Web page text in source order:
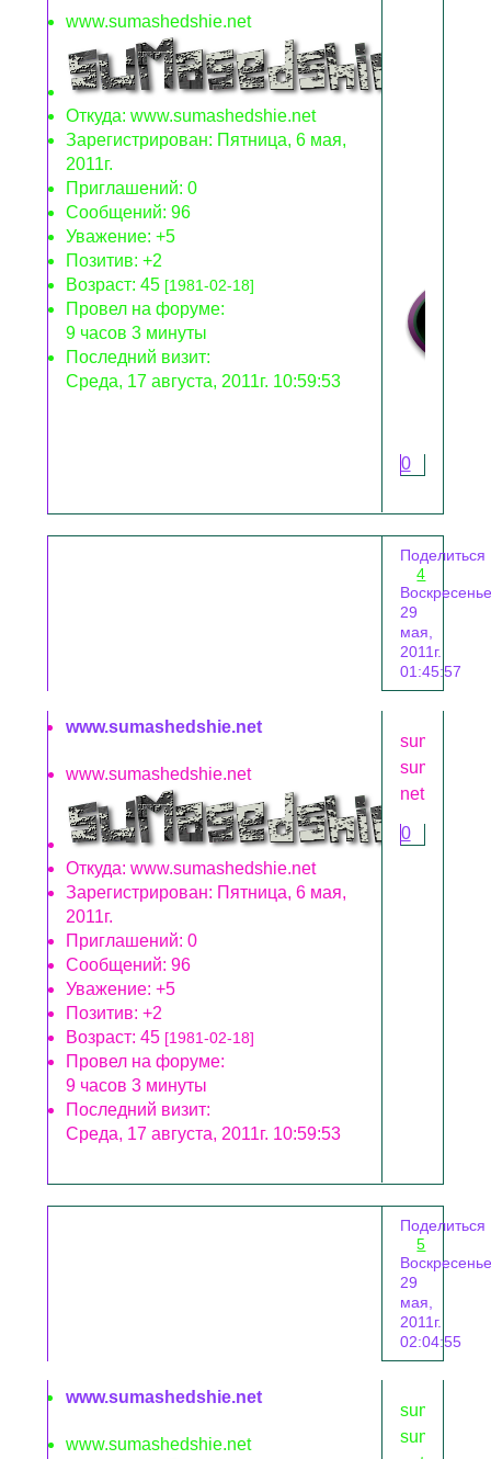
www.sumashedshie.net
Откуда: www.sumashedshie.net
Зарегистрирован: Пятница, 6 мая,
2011г.
Приглашений: 0
Сообщений: 96
Уважение: +5
Позитив: +2
Возраст: 45 [1981-02-18]
Провел на форуме:
9 часов 3 минуты
Последний визит:
Среда, 17 августа, 2011г. 10:59:53
0
Поделиться
4
29
мая,
2011г.
01:45:57
www.sumashedshie.net
www.sumashedshie.net
Откуда: www.sumashedshie.net
Зарегистрирован: Пятница, 6 мая,
2011г.
Приглашений: 0
Сообщений: 96
Уважение: +5
Позитив: +2
Возраст: 45 [1981-02-18]
Провел на форуме:
9 часов 3 минуты
Последний визит:
Среда, 17 августа, 2011г. 10:59:53
net.gif
0
Поделиться
5
29
мая,
2011г.
02:04:55
www.sumashedshie.net
www.sumashedshie.net